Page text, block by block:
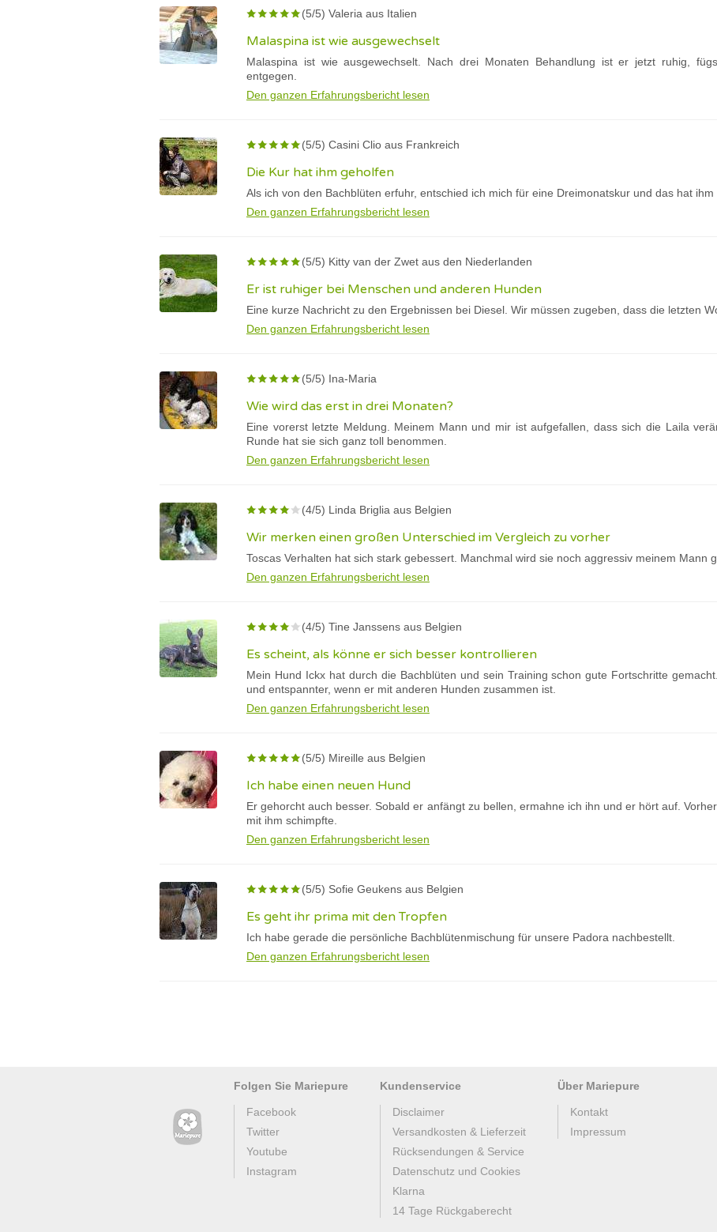
(5/5) Valeria aus Italien
Malaspina ist wie ausgewechselt
Malaspina ist wie ausgewechselt. Nach drei Monaten Behandlung ist er jetzt ruhig,
entgegen.
Den ganzen Erfahrungsbericht lesen
(5/5) Casini Clio aus Frankreich
Die Kur hat ihm geholfen
Als ich von den Bachblüten erfuhr, entschied ich mich für eine Dreimonatskur und das hat ihm
Den ganzen Erfahrungsbericht lesen
(5/5) Kitty van der Zwet aus den Niederlanden
Er ist ruhiger bei Menschen und anderen Hunden
Eine kurze Nachricht zu den Ergebnissen bei Diesel. Wir müssen zugeben, dass die letzten
Den ganzen Erfahrungsbericht lesen
(5/5) Ina-Maria
Wie wird das erst in drei Monaten?
Eine vorerst letzte Meldung. Meinem Mann und mir ist aufgefallen, dass sich die Laila
Runde hat sie sich ganz toll benommen.
Den ganzen Erfahrungsbericht lesen
(4/5) Linda Briglia aus Belgien
Wir merken einen großen Unterschied im Vergleich zu vorher
Toscas Verhalten hat sich stark gebessert. Manchmal wird sie noch aggressiv meinem Mann
Den ganzen Erfahrungsbericht lesen
(4/5) Tine Janssens aus Belgien
Es scheint, als könne er sich besser kontrollieren
Mein Hund Ickx hat durch die Bachblüten und sein Training schon gute Fortschritte
und entspannter, wenn er mit anderen Hunden zusammen ist.
Den ganzen Erfahrungsbericht lesen
(5/5) Mireille aus Belgien
Ich habe einen neuen Hund
Er gehorcht auch besser. Sobald er anfängt zu bellen, ermahne ich ihn und er hört auf.
mit ihm schimpfte.
Den ganzen Erfahrungsbericht lesen
(5/5) Sofie Geukens aus Belgien
Es geht ihr prima mit den Tropfen
Ich habe gerade die persönliche Bachblütenmischung für unsere Padora nachbestellt.
Den ganzen Erfahrungsbericht lesen
Folgen Sie Mariepure
Facebook
Twitter
Youtube
Instagram
Kundenservice
Disclaimer
Versandkosten & Lieferzeit
Rücksendungen & Service
Datenschutz und Cookies
Klarna
14 Tage Rückgaberecht
Über Mariepure
Kontakt
Impressum